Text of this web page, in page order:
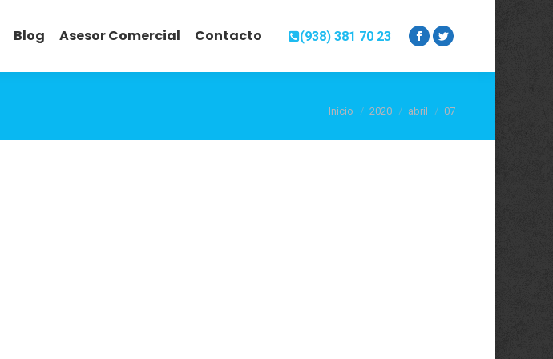
Blog Asesor Comercial Contacto (938) 381 70 23
Facebook
Twitter
Inicio 2020 abril 07